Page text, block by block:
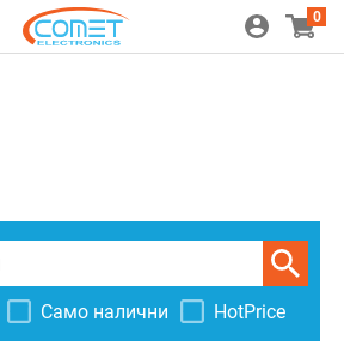
0
Само налични HotPrice